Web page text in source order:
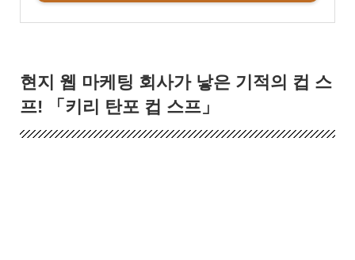
현지 웹 마케팅 회사가 낳은 기적의 컵 스
프! 「키리 탄포 컵 스프」